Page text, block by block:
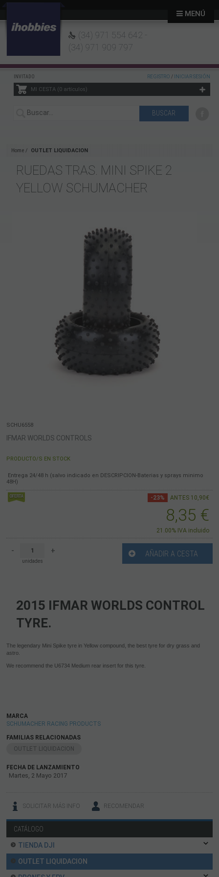
(34) 971 554 642 -
(34) 971 909 797
INVITADO REGISTRO / INICIAR SESIÓN
MI CESTA 0artículos
MENÚ
Home OUTLET LIQUIDACION
RUEDAS TRAS. MINI SPIKE 2
YELLOW SCHUMACHER
SCHU6558
IFMAR WORLDS CONTROLS
PRODUCTO/S EN STOCK
Entrega 24/48 h (salvo indicado en DESCRIPCION-Baterias y sprays minimo
48H)
-23% ANTES 10,90€
8,35 €
21.00% IVA incluido
-
unidades
+ AÑADIR A CESTA
2015 IFMAR WORLDS CONTROL
TYRE.
The legendary Mini Spike tyre in Yellow compound, the best tyre for dry grass and
astro.
We recommend the U6734 Medium rear insert for this tyre.
MARCA
SCHUMACHER RACING PRODUCTS
FAMILIAS RELACIONADAS
OUTLET LIQUIDACION
FECHA DE LANZAMIENTO
Martes, 2 Mayo 2017
SOLICITAR MÁS INFO RECOMENDAR
CATÁLOGO
TIENDA DJI
OUTLET LIQUIDACION